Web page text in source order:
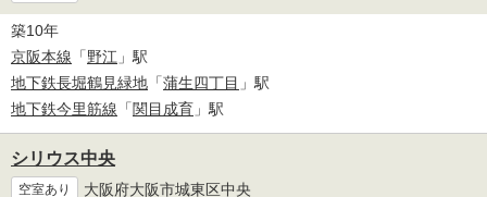
築10年
京阪本線 「野江 」駅
地下鉄長堀鶴見緑地 「蒲生四丁目 」駅
地下鉄今里筋線 「関目成育 」駅
シリウス中央
空室あり 大阪府大阪市城東区中央